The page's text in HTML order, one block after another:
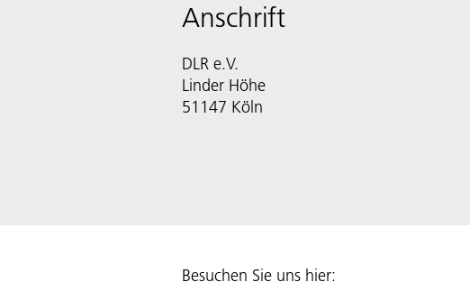
Anschrift
DLR e.V.
Linder Höhe
51147 Köln
Besuchen Sie uns hier: